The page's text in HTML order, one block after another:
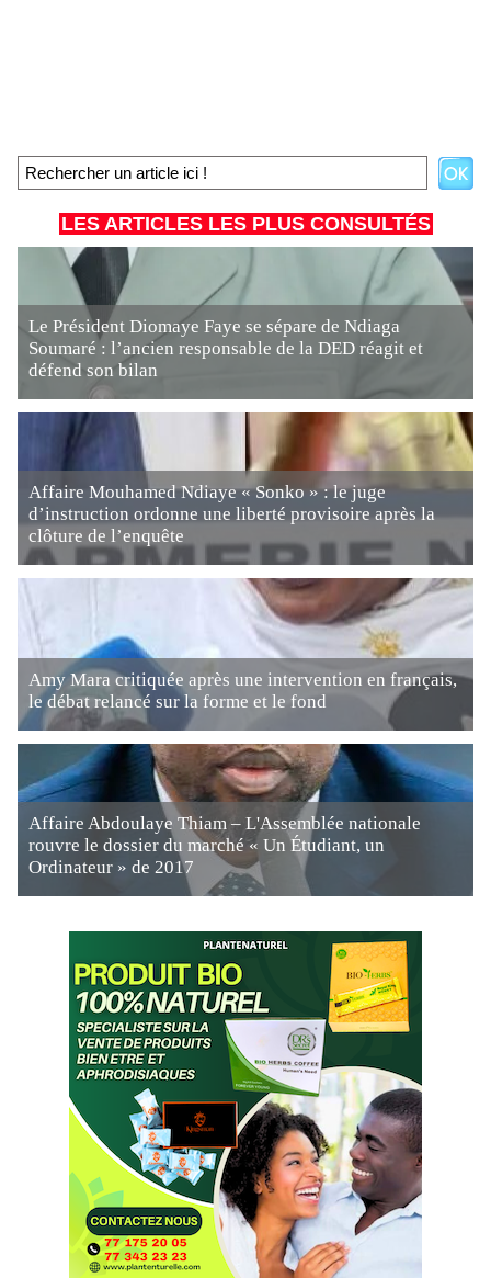
LES ARTICLES LES PLUS CONSULTÉS
Le Président Diomaye Faye se sépare de Ndiaga
Soumaré : l’ancien responsable de la DED réagit et
défend son bilan
Affaire Mouhamed Ndiaye « Sonko » : le juge
d’instruction ordonne une liberté provisoire après la
clôture de l’enquête
Amy Mara critiquée après une intervention en français,
le débat relancé sur la forme et le fond
Affaire Abdoulaye Thiam – L'Assemblée nationale
rouvre le dossier du marché « Un Étudiant, un
Ordinateur » de 2017